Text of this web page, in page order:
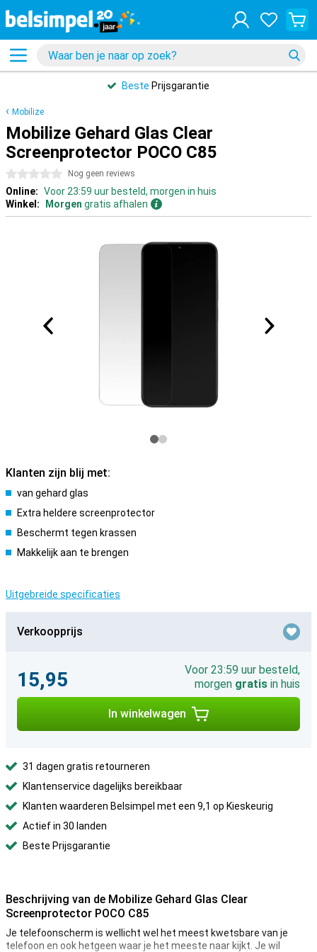
Beste Prijsgarantie
Mobilize
Mobilize Gehard Glas Clear
Screenprotector POCO C85
0 sterren Nog geen reviews
Online: Voor 23:59 uur besteld, morgen in huis
Winkel:
Morgen gratis afhalen
Klanten zijn blij met:
van gehard glas
Extra heldere screenprotector
Beschermt tegen krassen
Makkelijk aan te brengen
Uitgebreide specificaties
Verkoopprijs
15,95
Voor 23:59 uur besteld,
morgen gratis in huis
In winkelwagen
31 dagen gratis retourneren
Klantenservice dagelijks bereikbaar
Klanten waarderen Belsimpel met een 9,1 op Kieskeurig
Actief in 30 landen
Beste Prijsgarantie
Beschrijving van de Mobilize Gehard Glas Clear
Screenprotector POCO C85
Je telefoonscherm is wellicht wel het meest kwetsbare van je
telefoon en ook hetgeen waar je het meeste naar kijkt. Je wil